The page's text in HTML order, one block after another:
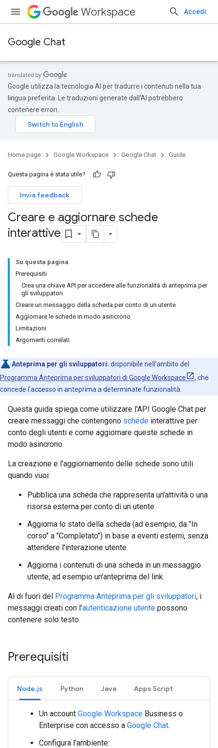
Workspace Accedi
Google Chat
Google utilizza la tecnologia AI per tradurre i contenuti nella tua
lingua preferita. Le traduzioni generate dall'AI potrebbero
contenere errori.
Home page Google Workspace Google Chat Guide
Questa pagina è stata utile?
Invia feedback
Creare e aggiornare schede
interattive
Su questa pagina
Prerequisiti
Crea una chiave API per accedere alle funzionalità di anteprima per
gli sviluppatori
Creare un messaggio della scheda per conto di un utente
Aggiornare le schede in modo asincrono
Limitazioni
Argomenti correlati
Anteprima per gli sviluppatori: disponibile nell'ambito del
Programma Anteprima per sviluppatori di Google Workspace
, che
concede l'accesso in anteprima a determinate funzionalità.
Questa guida spiega come utilizzare l'API Google Chat per
creare messaggi che contengono schede interattive per
conto degli utenti e come aggiornare queste schede in
modo asincrono.
La creazione e l'aggiornamento delle schede sono utili
quando vuoi:
Pubblica una scheda che rappresenta un'attività o una
risorsa esterna per conto di un utente.
Aggiorna lo stato della scheda (ad esempio, da "In
corso" a "Completato") in base a eventi esterni, senza
attendere l'interazione utente.
Aggiorna i contenuti di una scheda in un messaggio
utente, ad esempio un'anteprima del link.
Al di fuori del Programma Anteprima per gli sviluppatori, i
messaggi creati con l'autenticazione utente possono
contenere solo testo.
Prerequisiti
Node.js Python Java Apps Script
Un account Google Workspace Business o
Enterprise con accesso a Google Chat.
Configura l'ambiente: